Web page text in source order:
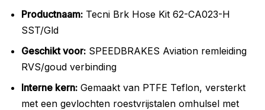
Productnaam:Tecni Brk Hose Kit 62-CA023-H
SST/Gld
Geschikt voor:SPEEDBRAKES Aviation remleiding
RVS/goud verbinding
Interne kern:Gemaakt van PTFE Teflon, versterkt
met een gevlochten roestvrijstalen omhulsel met